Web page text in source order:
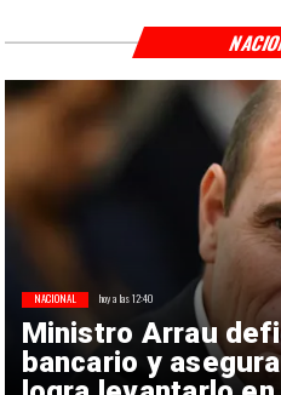
Ministro Arrau
bancario y
NACIONAL hoy a las 12:40